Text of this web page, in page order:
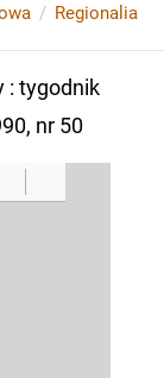
Regionalia
: tygodnik
nr 50